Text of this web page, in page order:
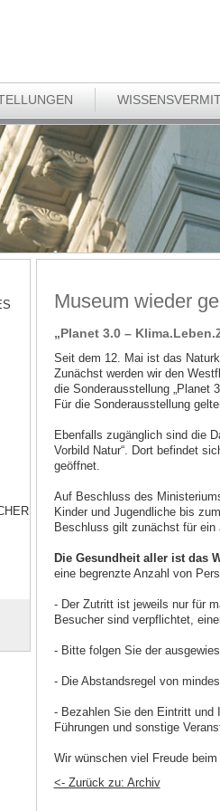
Museum wieder
„Planet 3.0 –
Seit dem 12. Mai ist das
Zunächst werden wir den
die Sonderausstellung „Planet
Für die Sonderausstellung
Ebenfalls zugänglich sind die
Vorbild Natur“. Dort befindet
geöffnet.
Auf Beschluss des
Kinder und Jugendliche bis
Beschluss gilt zunächst für ein
Die Gesundheit aller ist das
eine begrenzte Anzahl von
- Der Zutritt ist jeweils nur für
Besucher sind verpflichtet,
- Bitte folgen Sie der
- Die Abstandsregel von
- Bezahlen Sie den Eintritt und
Führungen und sonstige
Wir wünschen viel Freude
<- Zurück zu: Archiv